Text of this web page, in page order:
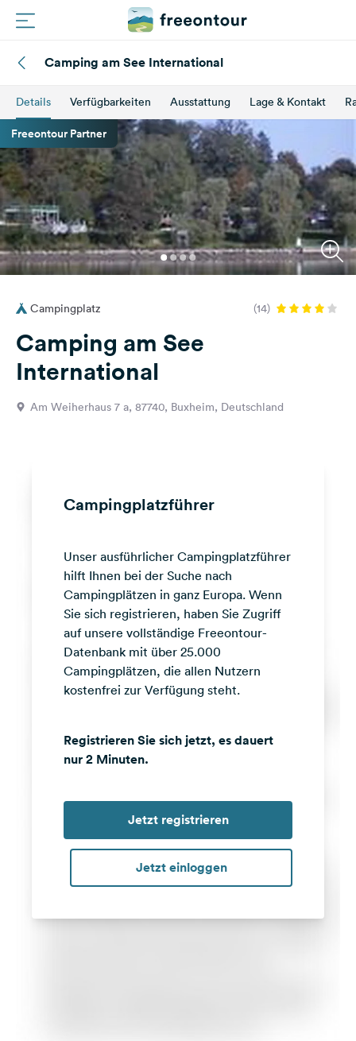
Routen
Plätze
Magazin
Partner
Registrieren
Einloggen
Fragen &
Feedback
Sprache:
Facebook
Instagram
Camping am See International
Details Verfügbarkeiten Ausstattung Lage & Kontakt
Freeontour Partner
Campingplatz (14)
Camping am See
International
Am Weiherhaus 7 a, 87740, Buxheim, Deutschland
Campingplatzführer
Unser ausführlicher Campingplatzführer
hilft Ihnen bei der Suche nach
Campingplätzen in ganz Europa. Wenn
Sie sich registrieren, haben Sie Zugriff
auf unsere vollständige Freeontour-
Datenbank mit über 25.000
Campingplätzen, die allen Nutzern
kostenfrei zur Verfügung steht.
Registrieren Sie sich jetzt, es dauert
nur 2 Minuten.
Jetzt registrieren
Jetzt einloggen